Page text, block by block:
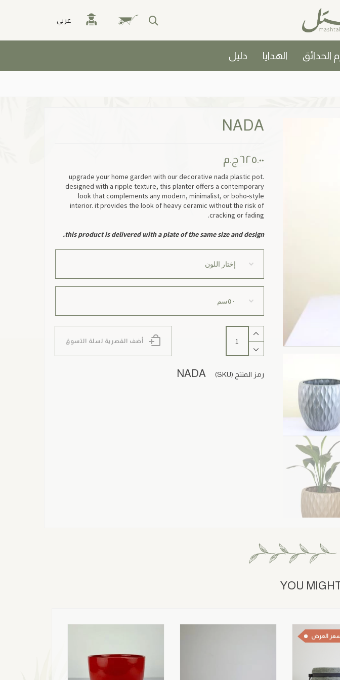
عربي
الحدائق الهدايا دليل
NADA
٦٢٥.٠٠ ج.م
upgrade your home garden with our decorative nada plastic pot.
designed with a ripple texture, this planter offers a contemporary
look that complements any modern, minimalist, or boho-style
interior. it provides the look of heavy ceramic without the risk of
cracking or fading.
this product is delivered with a plate of the same size and design.
كمية
Nada
أضف القصرية لسلة التسوق
رمز المنتج (SKU) NADA
YOU
العرض